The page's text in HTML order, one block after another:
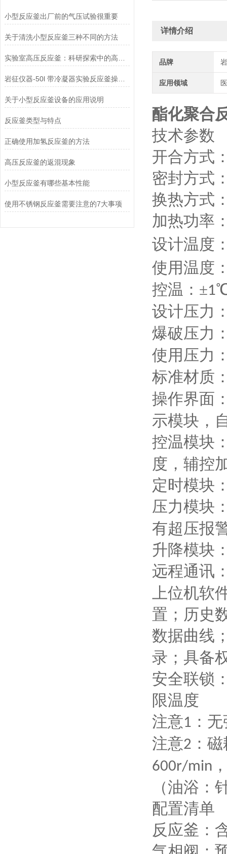
小型反应釜出厂前的气压试验很重要
关于清洗小型反应釜三种不同的方法
岩征仪器-50l 带冷凝器实验反应釜操作使用
关于小型反应釜设备的应用说明
反应釜类型与特点
正确使用加氢反应釜的方法
高压反应釜的返混现象
小型反应釜有哪些基本性能
使用不锈钢反应釜需要注意的7大事项
详情介绍
品牌
应用领域
酯化聚合
技术参数
开合方式
密封方式
换热方式
加热功率
设计温度
使用温度
控温： ±1
设计压力
爆破压力
使用压力
标准材质
操作界面
示模块，
控温模块
度，辅控
定时模块
压力模块
有超压报
升降模块
远程通讯
上位机软
置；历史
数据曲线
录；具备
安全联锁
限温度
注意1 ：
注意2 ：
600r/min
（油浴：
配置清单
反应釜：